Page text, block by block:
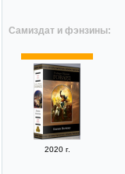
Самиздат и фэнзины:
2020 г.